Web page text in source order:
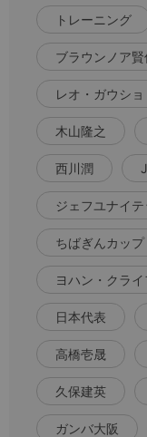
トレーニング
ブラウンノア賢
レオ・ガウショ
木山隆之
西川潤
ジェフユナイ
ちばぎんカップ
ヨハン・クライ
日本代表
高橋壱晟
久保建英
ガンバ大阪